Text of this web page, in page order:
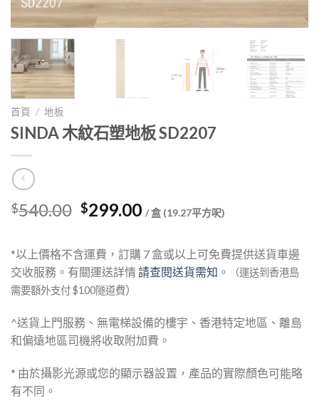
首頁 / 地板
SINDA 木紋石塑地板 SD2207
$540.00 Original
was:
$540.00.
$299.00Current
is:
$299.00.
/ 盒 (19.27平方呎)
*以上價格不含運費，訂購 7 盒或以上可免費提供送貨車邊
交收服務。有關運送詳情請查閱送貨需知 。
（運送到香港島
需要額外支付 $100隧道費）
^送貨上門服務、無電梯設備的樓宇、香港特定地區、離島
和偏遠地區司機將收取附加費。
* 由於攝影光源或您的顯示器設置，產品的實際顏色可能略
有不同。